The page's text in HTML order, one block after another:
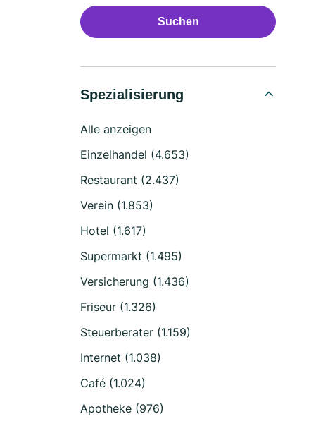
Suchen
Spezialisierung
Alle anzeigen
Einzelhandel (4.653)
Restaurant (2.437)
Verein (1.853)
Hotel (1.617)
Supermarkt (1.495)
Versicherung (1.436)
Friseur (1.326)
Steuerberater (1.159)
Internet (1.038)
Café (1.024)
Apotheke (976)